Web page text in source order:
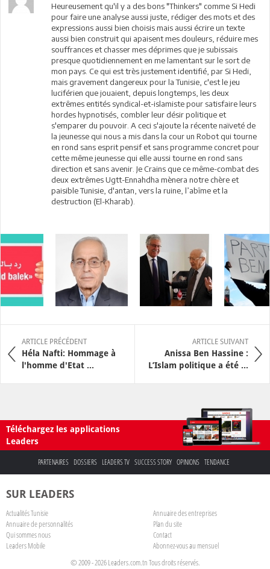
Heureusement qu'il y a des bons "Thinkers" comme Si Hedi
pour faire une analyse aussi juste, rédiger des mots et des
expressions aussi bien choisis mais aussi écrire un texte
aussi bien construit qui apaisent mes douleurs, réduire mes
souffrances et chasser mes déprimes que je subissais
presque quotidiennement en me lamentant sur le sort de
mon pays. Ce qui est très justement identifié, par Si Hedi,
mais gravement dangereux pour la Tunisie, c'est le jeu
luciférien que jouaient, depuis longtemps, les deux
extrêmes entités syndical-et-islamiste pour satisfaire leurs
hordes hypnotisés, combler leur désir politique et
s'emparer du pouvoir. A ceci s'ajoute la récente naïveté de
la jeunesse qui nous a mis dans la cour un Robot qui tourne
en rond sans esprit pensif et sans programme concret pour
cette même jeunesse qui elle aussi tourne en rond sans
direction et sans avenir. Je Crains que ce même-combat des
deux extrêmes Ugtt-Ennahdha mènera notre chère et
paisible Tunisie, d'antan, vers la ruine, l’abîme et la
destruction (El-Kharab).
ARTICLE PRÉCÉDENT
Héla Nafti: Hommage à
l'homme d'Etat ...
ARTICLE SUIVANT
Anissa Ben Hassine :
L’Islam politique a été ...
Téléchargez les applications
Leaders
PARTENAIRES DOSSIERS LEADERS TV SUCCESS STORY OPINIONS TENDANCE
SUR LEADERS
Actualités Tunisie
Annuaire des entreprises
Annuaire de personnalités
Plan du site
Qui sommes nous
Contact
Leaders Mobile
Abonnez-vous au mensuel
© 2009 - 2026 Leaders.com.tn Tous droits réservés.